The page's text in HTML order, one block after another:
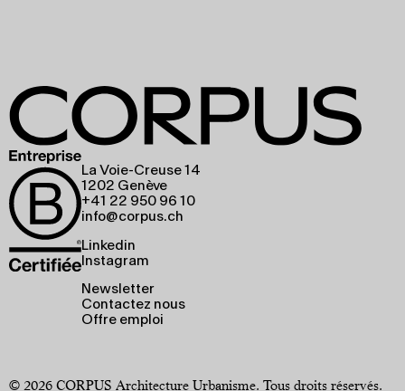
La Voie-Creuse 14
1202 Genève
+41 22 950 96 10
info@corpus.ch
Linkedin
Instagram
Newsletter
Contactez nous
Offre emploi
© 2026 CORPUS Architecture Urbanisme. Tous droits réservés.